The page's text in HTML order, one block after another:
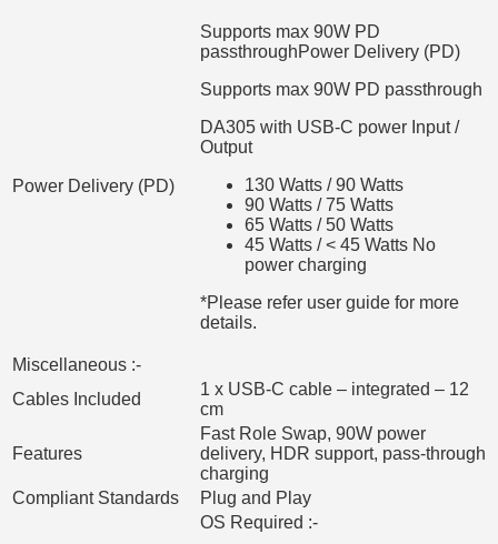
Power Delivery (PD)
Supports max 90W PD
passthroughPower Delivery (PD)
Supports max 90W PD passthrough
DA305 with USB-C power Input /
Output
130 Watts / 90 Watts
90 Watts / 75 Watts
65 Watts / 50 Watts
45 Watts / < 45 Watts No
power charging
*Please refer user guide for more
details.
Miscellaneous :-
Cables Included
1 x USB-C cable – integrated – 12
cm
Features
Fast Role Swap, 90W power
delivery, HDR support, pass-through
charging
Compliant Standards
Plug and Play
OS Required :-